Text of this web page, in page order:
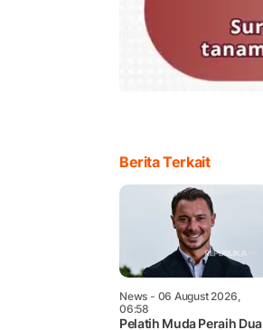
Berita Terkait
News - 06 August 2026,
06:58
Pelatih Muda Peraih Dua